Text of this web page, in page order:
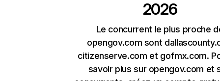
2026
Le concurrent le plus proche
opengov.com sont
citizenserve.com et gofmx.com.
savoir plus sur opengov.com et